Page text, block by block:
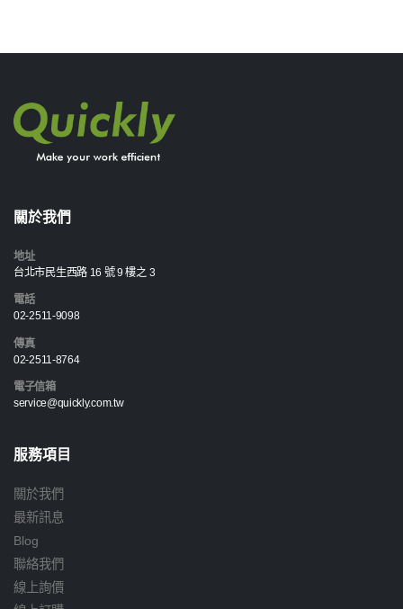
關於我們
地址
台北市民生西路 16 號 9 樓之 3
電話
02-2511-9098
傳真
02-2511-8764
電子信箱
service@quickly.com.tw
服務項目
關於我們
最新訊息
Blog
聯絡我們
線上詢價